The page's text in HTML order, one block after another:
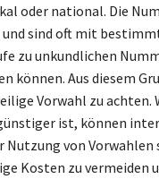
oder national. Die
sind oft mit
zu unkundlichen
können. Aus diesem
Vorwahl zu
ist, können
Nutzung von
Kosten zu vermeiden